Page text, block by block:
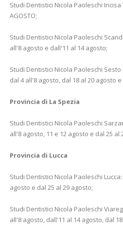
Studi Dentistici Nicola Paoleschi Incisa
AGOSTO;
Studi Dentistici Nicola Paoleschi
all'8 agosto e dall'11 al 14 agosto;
Studi Dentistici Nicola Paoleschi
dal 4 all'8 agosto, dal 18 al 20 agosto
Provincia di La Spezia
Studi Dentistici Nicola Paoleschi
all'8 agosto, 11 e 12 agosto e dal 25 al
Provincia di Lucca
Studi Dentistici Nicola Paoleschi
agosto e dal 25 al 29 agosto;
Studi Dentistici Nicola Paoleschi
all'8 agosto, dall'11 al 14 agosto, dal